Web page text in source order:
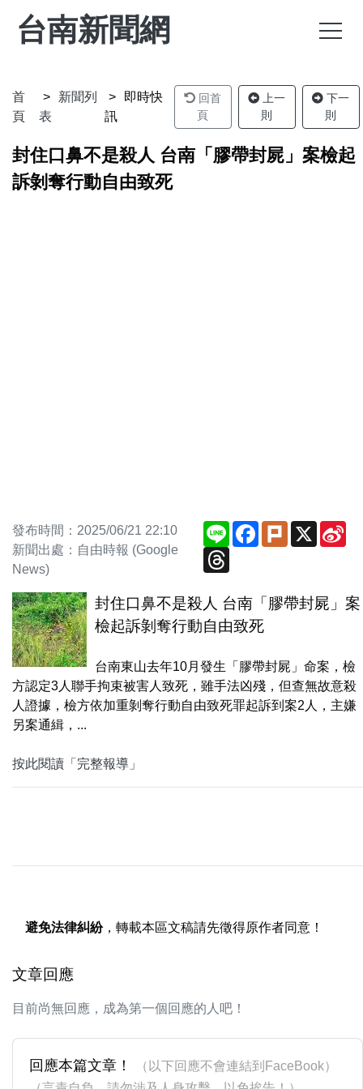
台南新聞網
首
頁
新聞列
表
即時快
訊
回首
頁
上一
則
下一
則
封住口鼻不是殺人 台南「膠帶封屍」案檢起
訴剝奪行動自由致死
發布時間：2025/06/21 22:10
新聞出處：自由時報 (Google
News)
Line Facebook
Plurk X
封住口鼻不是殺人 台南「膠帶封屍」案
檢起訴剝奪行動自由致死
台南東山去年10月發生「膠帶封屍」命案，檢
方認定3人聯手拘束被害人致死，雖手法凶殘，但查無故意殺
人證據，檢方依加重剝奪行動自由致死罪起訴到案2人，主嫌
另案通緝，...
按此閱讀「完整報導」
避免法律糾紛，轉載本區文稿請先徵得原作者同意！
文章回應
目前尚無回應，成為第一個回應的人吧！
回應本篇文章！
（以下回應不會連結到FaceBook）